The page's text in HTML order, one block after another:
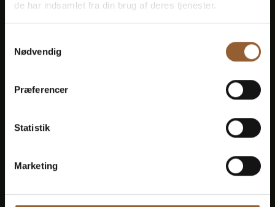
de har indsamlet fra din brug af deres tjenester.
Nødvendig
Præferencer
Statistik
Marketing
12 Monate freier Eintritt in alle unsere
Museen
1 Person + 1 Begleiter
Geeignet für den Bork-Wikinger-Markt,